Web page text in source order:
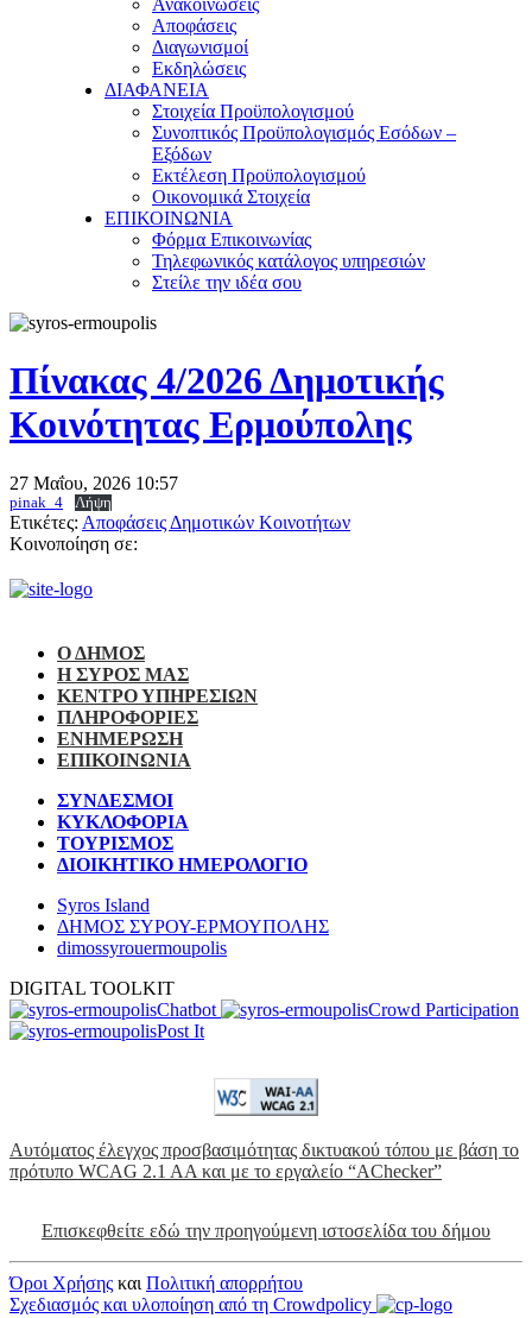
Ανακοινώσεις
Αποφάσεις
Διαγωνισμοί
Εκδηλώσεις
ΔΙΑΦΑΝΕΙΑ
Στοιχεία Προϋπολογισμού
Συνοπτικός Προϋπολογισμός Εσόδων –
Εξόδων
Εκτέλεση Προϋπολογισμού
Οικονομικά Στοιχεία
ΕΠΙΚΟΙΝΩΝΙΑ
Φόρμα Επικοινωνίας
Τηλεφωνικός κατάλογος υπηρεσιών
Στείλε την ιδέα σου
Πίνακας 4/2026 Δημοτικής
Κοινότητας Ερμούπολης
27 Μαΐου, 2026 10:57
pinak_4 Λήψη
Ετικέτες: Αποφάσεις Δημοτικών Κοινοτήτων
Κοινοποίηση σε:
Ο ΔΗΜΟΣ
Η ΣΥΡΟΣ ΜΑΣ
ΚΕΝΤΡΟ ΥΠΗΡΕΣΙΩΝ
ΠΛΗΡΟΦΟΡΙΕΣ
ΕΝΗΜΕΡΩΣΗ
ΕΠΙΚΟΙΝΩΝΙΑ
ΣΥΝΔΕΣΜΟΙ
ΚΥΚΛΟΦΟΡΙΑ
ΤΟΥΡΙΣΜΟΣ
ΔΙΟΙΚΗΤΙΚΟ ΗΜΕΡΟΛΟΓΙΟ
Syros Island
ΔΗΜΟΣ ΣΥΡΟΥ-ΕΡΜΟΥΠΟΛΗΣ
dimossyrouermoupolis
DIGITAL TOOLKIT
Chatbot
Crowd Participation
Post It
Αυτόματος έλεγχος προσβασιμότητας δικτυακού τόπου με βάση το
πρότυπο WCAG 2.1 AA και με το εργαλείο “AChecker”
Επισκεφθείτε εδώ την προηγούμενη ιστοσελίδα του δήμου
Όροι Χρήσης και Πολιτική απορρήτου
Σχεδιασμός και υλοποίηση από τη Crowdpolicy